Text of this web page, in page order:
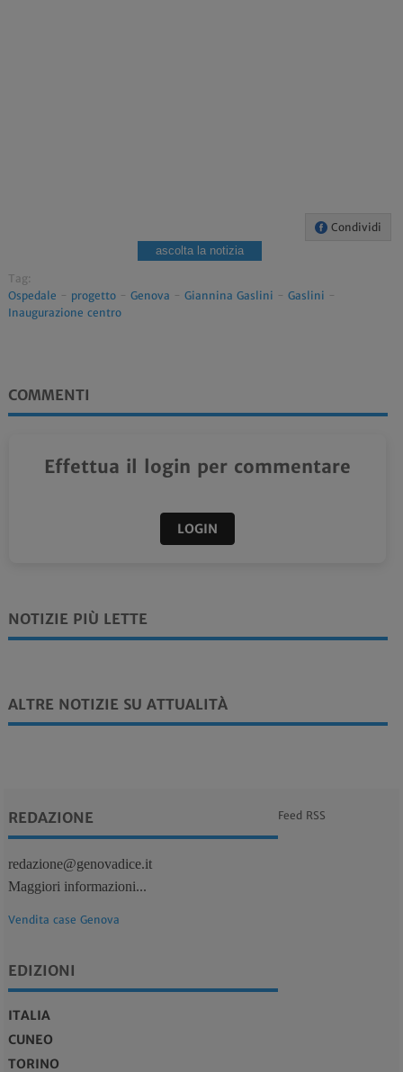
Condividi
ascolta la notizia
Tag:
Ospedale - progetto- Genova - Giannina Gaslini - Gaslini -
Inaugurazione centro
COMMENTI
Effettua il login per commentare
LOGIN
NOTIZIE PIÙ LETTE
ALTRE NOTIZIE SU ATTUALITÀ
REDAZIONE
redazione@genovadice.it
Maggiori informazioni...
Vendita case Genova
EDIZIONI
ITALIA
CUNEO
TORINO
Feed RSS